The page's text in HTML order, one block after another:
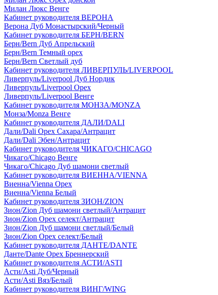
Милан Люкс Венге
Кабинет руководителя ВЕРОНА
Верона Дуб Монастырский/Черный
Кабинет руководителя БЕРН/BERN
Берн/Bern Дуб Апрельский
Берн/Bern Темный орех
Берн/Bern Светлый дуб
Кабинет руководителя ЛИВЕРПУЛЬ/LIVERPOOL
Ливерпуль/Liverpool Дуб Нордик
Ливерпуль/Liverpool Орех
Ливерпуль/Liverpool Венге
Кабинет руководителя МОНЗА/MONZA
Монза/Monza Венге
Кабинет руководителя ДАЛИ/DALI
Дали/Dali Орех Cахара/Антрацит
Дали/Dali Эбен/Антрацит
Кабинет руководителя ЧИКАГО/CHICAGO
Чикаго/Chicago Венге
Чикаго/Chicago Дуб шамони светлый
Кабинет руководителя ВИЕННА/VIENNA
Виенна/Vienna Орех
Виенна/Vienna Белый
Кабинет руководителя ЗИОН/ZION
Зион/Zion Дуб шамони светлый/Антрацит
Зион/Zion Орех селект/Антрацит
Зион/Zion Дуб шамони светлый/Белый
Зион/Zion Орех селект/Белый
Кабинет руководителя ДАНТЕ/DANTE
Данте/Dante Орех Бреннерский
Кабинет руководителя АСТИ/ASTI
Асти/Asti Дуб/Черный
Асти/Asti Вяз/Белый
Кабинет руководителя ВИНГ/WING